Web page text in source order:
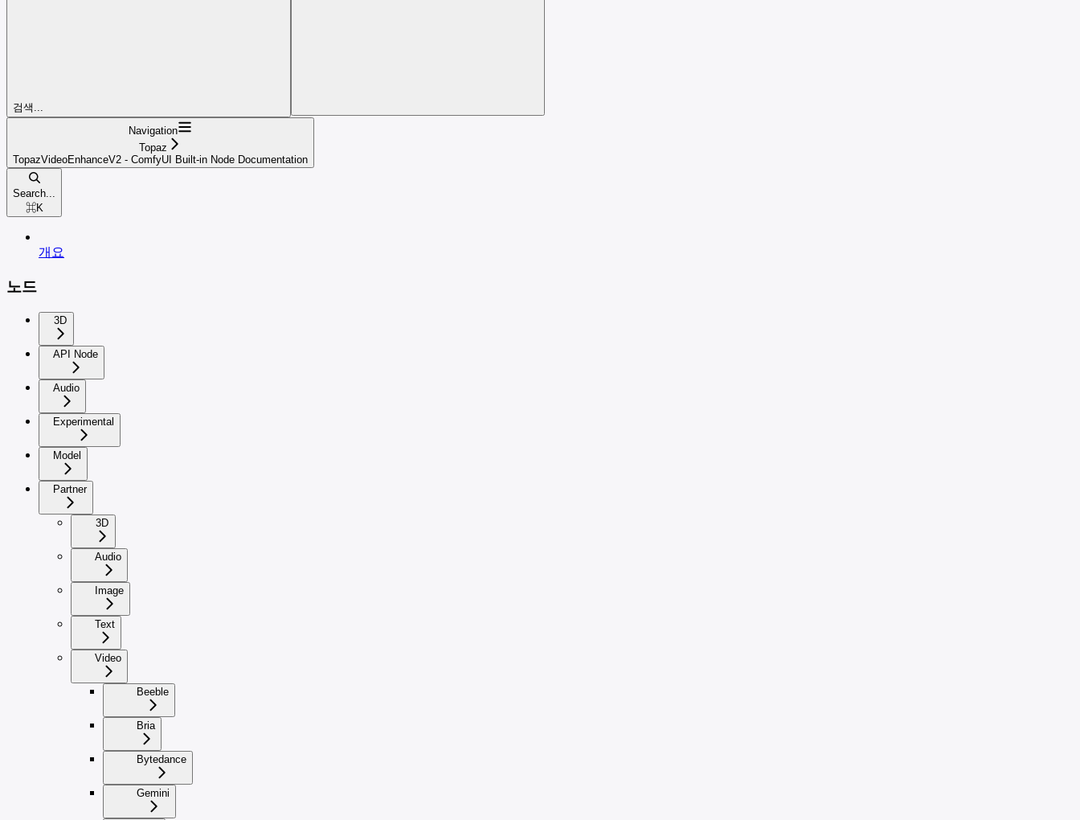
검색...
Navigation
Topaz
TopazVideoEnhanceV2 - ComfyUI Built-in Node Documentation
Search...
⌘K
개요
노드
3D
API Node
Audio
Experimental
Model
Partner
3D
Audio
Image
Text
Video
Beeble
Bria
Bytedance
Gemini